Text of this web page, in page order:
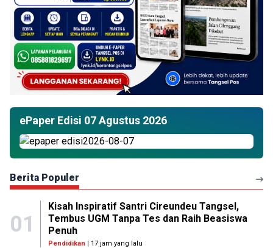
ePaper Edisi 07 Agustus 2026
Berita Populer
01
Kisah Inspiratif Santri Cireundeu Tangsel,
Tembus UGM Tanpa Tes dan Raih Beasiswa
Penuh
Pendidikan | 17 jam yang lalu